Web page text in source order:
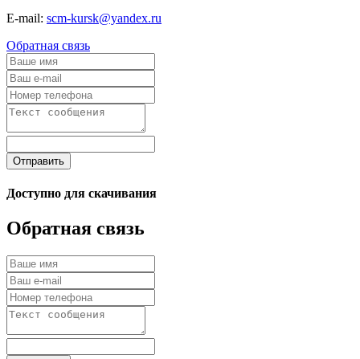
E-mail: scm-kursk@yandex.ru
Обратная связь
Отправить
Доступно для скачивания
Обратная связь